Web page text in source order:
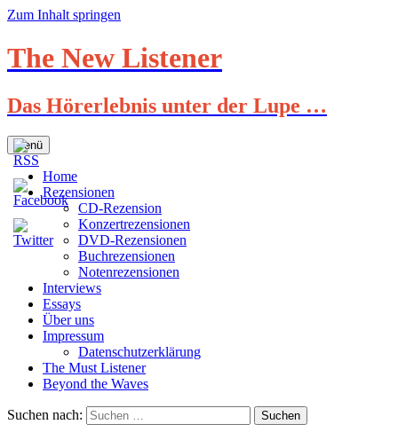
Zum Inhalt springen
The New Listener
Das Hörerlebnis unter der Lupe …
Menü
Home
Rezensionen
CD-Rezension
Konzertrezensionen
DVD-Rezensionen
Buchrezensionen
Notenrezensionen
Interviews
Essays
Über uns
Impressum
Datenschutzerklärung
The Must Listener
Beyond the Waves
Suchen nach: